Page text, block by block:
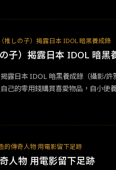
自保。然而，恪守傳統同時以自
而 10 年後新媒體如日中天的
，現實中不僅是札幌的區域電台，
《空氣階梯的舞台》（空気階段の
有趣！（翻攝自 Filmmarks）《
推しの子）揭露日本 IDOL 暗黑養成錄
子）揭露日本 IDOL 暗黑
露日本 IDOL 暗黑養成錄（攝影/
己的零用錢購買喜愛物品，自小
的跨界合作關係。這次要介紹的兩
稱《我推的孩子》（推しの子）
成 Idol 的身心困擾。本作第 6 集
NETFLIX 真人實境秀《雙層公寓
的傳奇人物 用電影留下足跡
人物 用電影留下足跡